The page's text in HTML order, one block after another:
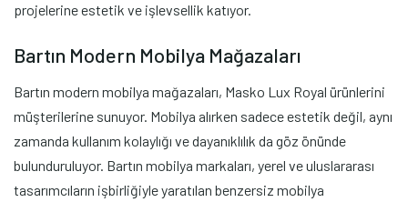
projelerine estetik ve işlevsellik katıyor.
Bartın Modern Mobilya Mağazaları
Bartın modern mobilya mağazaları, Masko Lux Royal ürünlerini
müşterilerine sunuyor. Mobilya alırken sadece estetik değil, aynı
zamanda kullanım kolaylığı ve dayanıklılık da göz önünde
bulunduruluyor. Bartın mobilya markaları, yerel ve uluslararası
tasarımcıların işbirliğiyle yaratılan benzersiz mobilya